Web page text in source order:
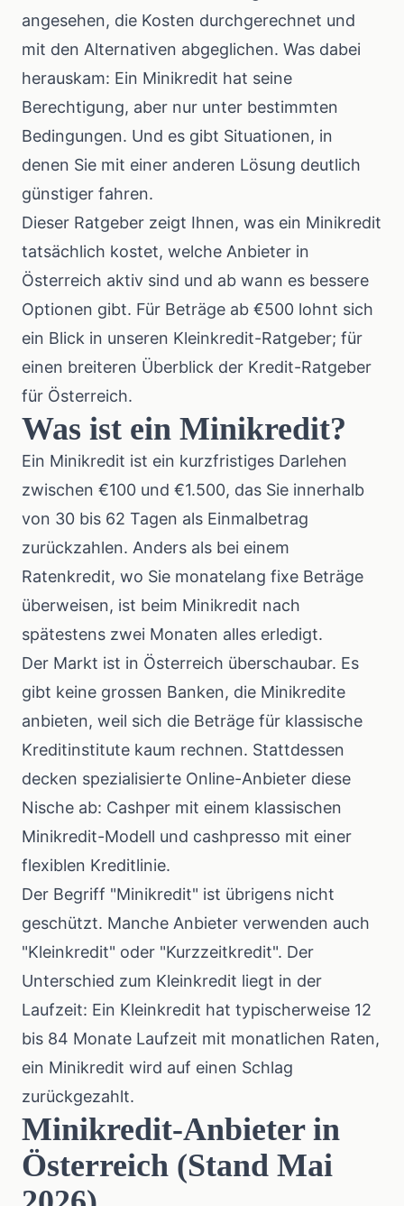
angesehen, die Kosten durchgerechnet und
mit den Alternativen abgeglichen. Was dabei
herauskam: Ein Minikredit hat seine
Berechtigung, aber nur unter bestimmten
Bedingungen. Und es gibt Situationen, in
denen Sie mit einer anderen Lösung deutlich
günstiger fahren.
Dieser Ratgeber zeigt Ihnen, was ein Minikredit
tatsächlich kostet, welche Anbieter in
Österreich aktiv sind und ab wann es bessere
Optionen gibt. Für Beträge ab €500 lohnt sich
ein Blick in unseren Kleinkredit-Ratgeber; für
einen breiteren Überblick der Kredit-Ratgeber
für Österreich.
Was ist ein Minikredit?
Ein Minikredit ist ein kurzfristiges Darlehen
zwischen €100 und €1.500, das Sie innerhalb
von 30 bis 62 Tagen als Einmalbetrag
zurückzahlen. Anders als bei einem
Ratenkredit, wo Sie monatelang fixe Beträge
überweisen, ist beim Minikredit nach
spätestens zwei Monaten alles erledigt.
Der Markt ist in Österreich überschaubar. Es
gibt keine grossen Banken, die Minikredite
anbieten, weil sich die Beträge für klassische
Kreditinstitute kaum rechnen. Stattdessen
decken spezialisierte Online-Anbieter diese
Nische ab: Cashper mit einem klassischen
Minikredit-Modell und cashpresso mit einer
flexiblen Kreditlinie.
Der Begriff "Minikredit" ist übrigens nicht
geschützt. Manche Anbieter verwenden auch
"Kleinkredit" oder "Kurzzeitkredit". Der
Unterschied zum Kleinkredit liegt in der
Laufzeit: Ein Kleinkredit hat typischerweise 12
bis 84 Monate Laufzeit mit monatlichen Raten,
ein Minikredit wird auf einen Schlag
zurückgezahlt.
Minikredit-Anbieter in
Österreich (Stand Mai